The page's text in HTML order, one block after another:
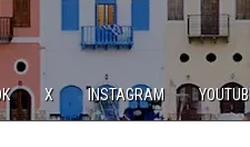
X INSTAGRAM